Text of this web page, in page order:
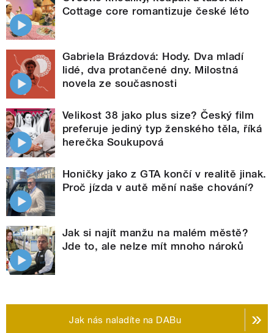
Cottage core romantizuje české léto
Gabriela Brázdová: Hody. Dva mladí
lidé, dva protančené dny. Milostná
novela ze současnosti
Velikost 38 jako plus size? Český film
preferuje jediný typ ženského těla, říká
herečka Soukupová
Honičky jako z GTA končí v realitě jinak.
Proč jízda v autě mění naše chování?
Jak si najít manžu na malém městě?
Jde to, ale nelze mít mnoho nároků
Jak nás naladíte na DABu